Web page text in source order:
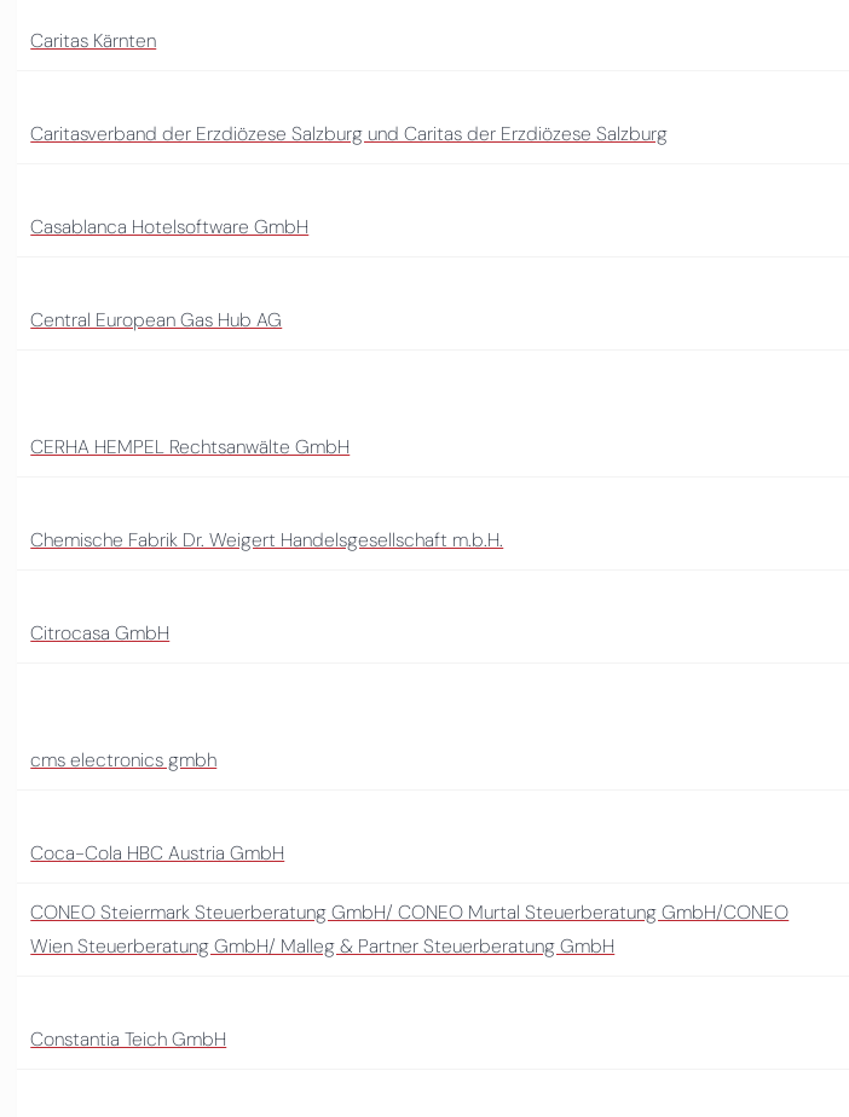
Caritas Kärnten
Caritasverband der Erzdiözese Salzburg und Caritas der Erzdiözese Salzburg
Casablanca Hotelsoftware GmbH
Central European Gas Hub AG
CERHA HEMPEL Rechtsanwälte GmbH
Chemische Fabrik Dr. Weigert Handelsgesellschaft m.b.H.
Citrocasa GmbH
cms electronics gmbh
Coca-Cola HBC Austria GmbH
CONEO Steiermark Steuerberatung GmbH/ CONEO Murtal Steuerberatung GmbH/CONEO
Wien Steuerberatung GmbH/ Malleg & Partner Steuerberatung GmbH
Constantia Teich GmbH